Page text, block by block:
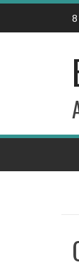
Skip
content